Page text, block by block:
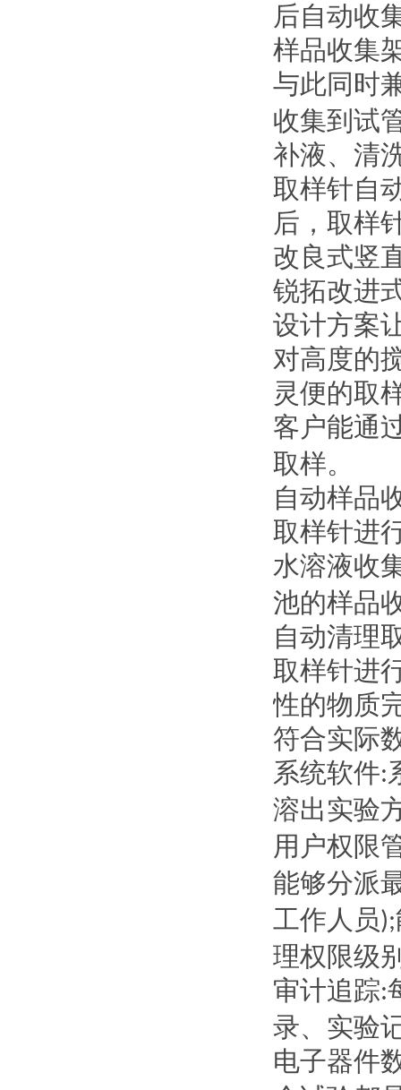
后自动收
样品收集
与此同时
收集到试
补液、清
取样针自
后，取样
改良式竖
锐拓改进
设计方案
对高度的
灵便的取
客户能通
取样。
自动样品
取样针进
水溶液收
池的样品
自动清理
取样针进
性的物质
符合实际
系统软件:
溶出实验
用户权限
能够分派
工作人员);
理权限级
审计追踪:
录、实验
电子器件